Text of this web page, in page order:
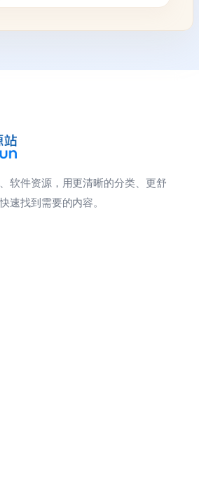
软件资源，用更清晰的分类、更舒
速找到需要的内容。